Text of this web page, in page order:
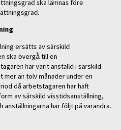
ska lämnas före
ersätts av särskild
ska övergå̊ till en
har varit anställd i särskild
mer än tolv månader under en
då arbetstagaren har haft
av särskild visstidsanställning,
har följt på varandra.